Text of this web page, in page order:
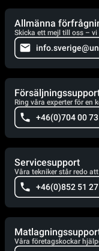
Allmänna
Skicka ett mejl till oss –
Ring våra experter för en
+46(0)704 00
Servicesupport
Våra tekniker står redo
+46(0)852 51
Våra företagskockar